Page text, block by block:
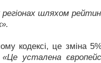
регіонах шляхом
кодексі, це зміна
«Це усталена